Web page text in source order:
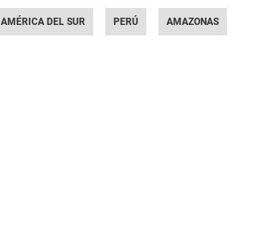
AMÉRICA DEL SUR PERÚ AMAZONAS